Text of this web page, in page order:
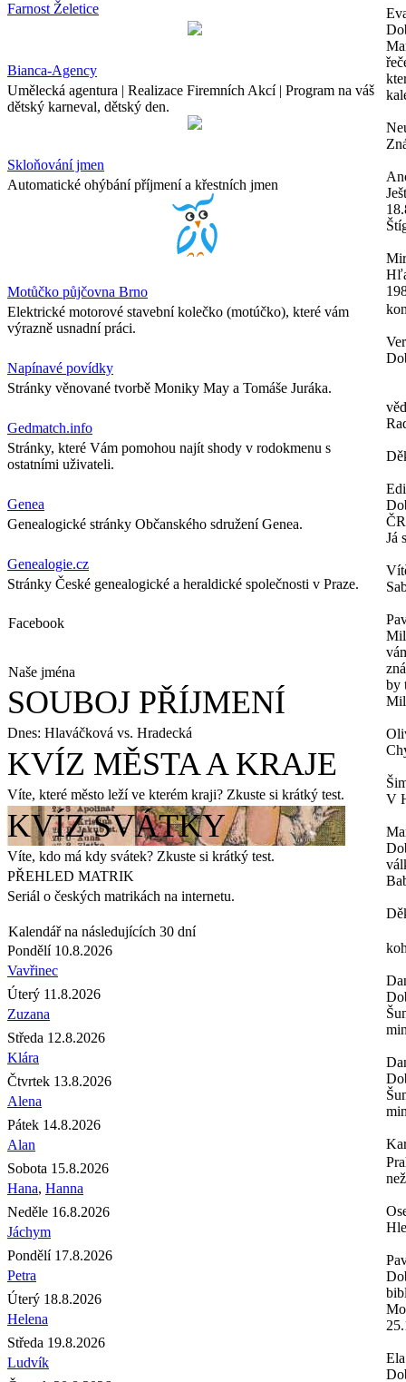
Farnost Želetice
Bianca-Agency
Umělecká agentura | Realizace Firemních Akcí | Program na váš
dětský karneval, dětský den.
Skloňování jmen
Automatické ohýbání příjmení a křestních jmen
Motůčko půjčovna Brno
Elektrické motorové stavební kolečko (motúčko), které vám
výrazně usnadní práci.
Napínavé povídky
Stránky věnované tvorbě Moniky May a Tomáše Juráka.
Gedmatch.info
Stránky, které Vám pomohou najít shody v rodokmenu s
ostatními uživateli.
Genea
Genealogické stránky Občanského sdružení Genea.
Genealogie.cz
Stránky České genealogické a heraldické společnosti v Praze.
Facebook
Naše jména
SOUBOJ PŘÍJMENÍ
Dnes: Hlaváčková vs. Hradecká
KVÍZ MĚSTA A KRAJE
Víte, které město leží ve kterém kraji? Zkuste si krátký test.
KVÍZ SVÁTKY
Víte, kdo má kdy svátek? Zkuste si krátký test.
PŘEHLED MATRIK
Seriál o českých matrikách na internetu.
Kalendář na následujících 30 dní
Pondělí 10.8.2026
Vavřinec
Úterý 11.8.2026
Zuzana
Středa 12.8.2026
Klára
Čtvrtek 13.8.2026
Alena
Pátek 14.8.2026
Alan
Sobota 15.8.2026
Hana, Hanna
Neděle 16.8.2026
Jáchym
Pondělí 17.8.2026
Petra
Úterý 18.8.2026
Helena
Středa 19.8.2026
Ludvík
Já
by
V
Ela